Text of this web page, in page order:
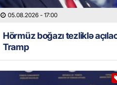
05.08.2026 - 17:00
Hörmüz boğazı tezliklə
Tramp